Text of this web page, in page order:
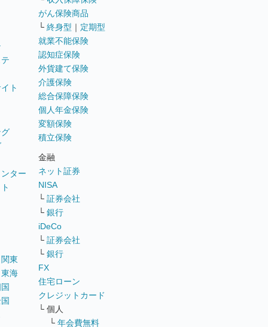
ト
ター
関東
東海
がん保険商品
└ 終身型 ｜ 定期型
就業不能保険
認知症保険
外貨建て保険
介護保険
総合保障保険
個人年金保険
変額保険
積立保険
金融
ネット証券
NISA
└ 証券会社
└ 銀行
iDeCo
└ 証券会社
└ 銀行
FX
住宅ローン
クレジットカード
└ 個人
└ 年会費無料